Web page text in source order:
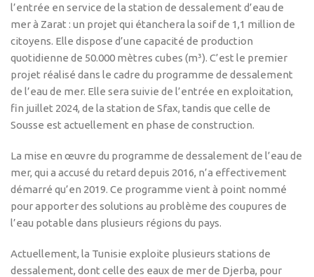
l’entrée en service de la station de dessalement d’eau de
mer à Zarat : un projet qui étanchera la soif de 1,1 million de
citoyens. Elle dispose d’une capacité de production
quotidienne de 50.000 mètres cubes (m³). C’est le premier
projet réalisé dans le cadre du programme de dessalement
de l’eau de mer. Elle sera suivie de l’entrée en exploitation,
fin juillet 2024, de la station de Sfax, tandis que celle de
Sousse est actuellement en phase de construction.
La mise en œuvre du programme de dessalement de l’eau de
mer, qui a accusé du retard depuis 2016, n’a effectivement
démarré qu’en 2019. Ce programme vient à point nommé
pour apporter des solutions au problème des coupures de
l’eau potable dans plusieurs régions du pays.
Actuellement, la Tunisie exploite plusieurs stations de
dessalement, dont celle des eaux de mer de Djerba, pour